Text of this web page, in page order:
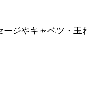
ジやキャベツ・玉